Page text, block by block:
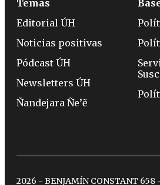
Temas
Editorial ÚH
Noticias positivas
Pódcast ÚH
Newsletters ÚH
Ñandejara Ñe’ẽ
2026 - BENJAMÍN CONSTANT 658